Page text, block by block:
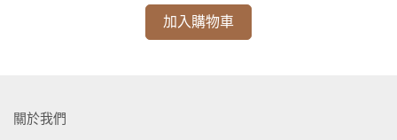
加入購物車
關於我們